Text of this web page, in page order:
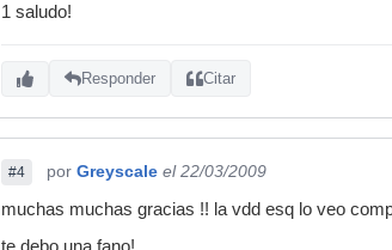
1 saludo!
Responder Citar
#4 por Greyscale el 22/03/2009
muchas muchas gracias !! la vdd esq lo veo